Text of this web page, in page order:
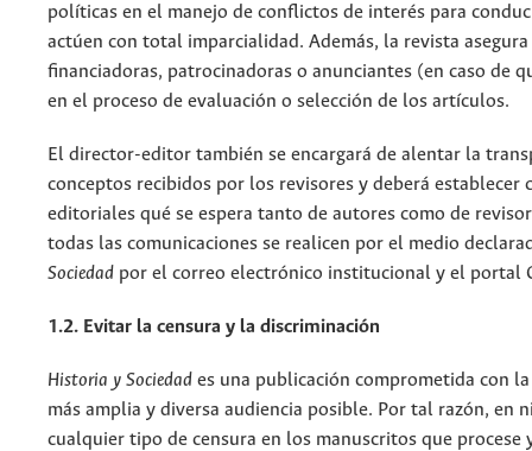
políticas en el manejo de conflictos de interés para
actúen con total imparcialidad. Además, la revista
financiadoras, patrocinadoras o anunciantes (en caso de
en el proceso de evaluación o selección de los artículos.
El director-editor también se encargará de alentar la
conceptos recibidos por los revisores y deberá establecer
editoriales qué se espera tanto de autores como de
todas las comunicaciones se realicen por el medio
Sociedad por el correo electrónico institucional y el portal
1.2. Evitar la censura y la discriminación
Historia y Sociedad es una publicación comprometida con
más amplia y diversa audiencia posible. Por tal razón, en
cualquier tipo de censura en los manuscritos que